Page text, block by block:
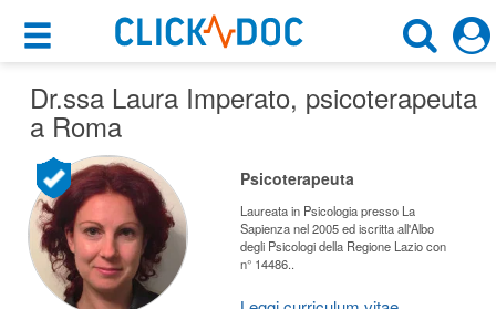
×
Motore di ricerca
×
Psicoterapeuta
Roma (RM)
Cosa possiamo offrirti
Per i pazienti
Prenota una visita
Ricerca specialisti
Consulti online
Dr.ssa Laura Imperato, psicoterapeuta
a Roma
Psicoterapeuta
Laureata in Psicologia presso La
Sapienza nel 2005 ed iscritta all'Albo
degli Psicologi della Regione Lazio con
n° 14486..